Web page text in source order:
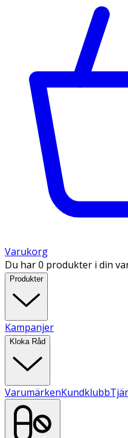
Varukorg
Du har 0 produkter i din
Produkter
Kampanjer
Kloka Råd
VarumärkenKundklubb